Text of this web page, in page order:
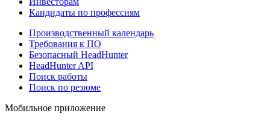
Кандидаты по профессиям
Производственный календарь
Требования к ПО
Безопасный HeadHunter
HeadHunter API
Поиск работы
Поиск по резюме
Мобильное приложение